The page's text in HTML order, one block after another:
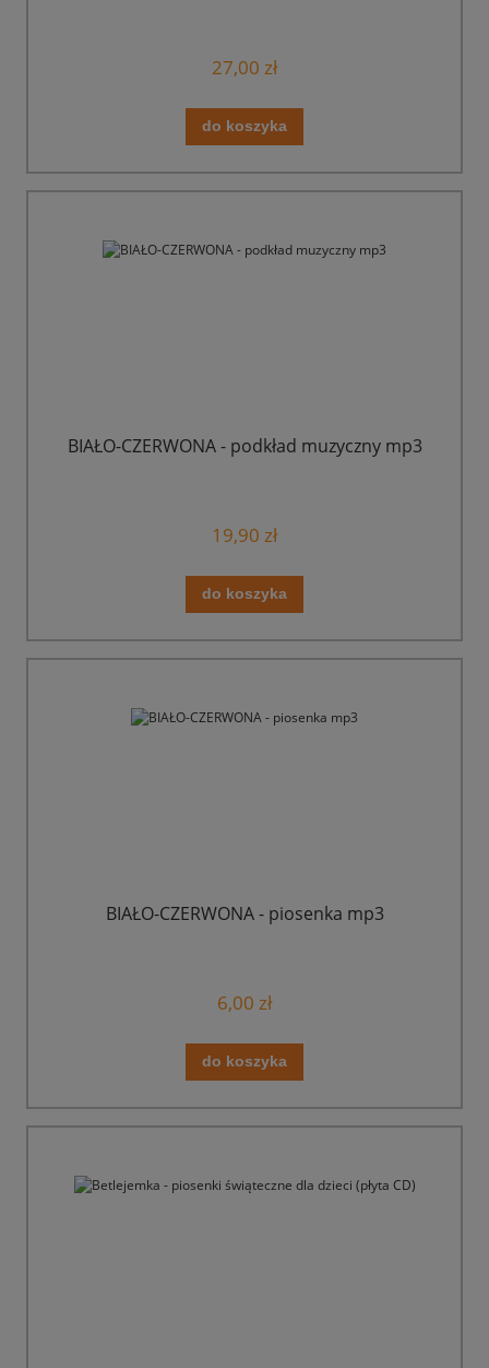
27,00 zł
do koszyka
BIAŁO-CZERWONA - podkład muzyczny mp3
19,90 zł
do koszyka
BIAŁO-CZERWONA - piosenka mp3
6,00 zł
do koszyka